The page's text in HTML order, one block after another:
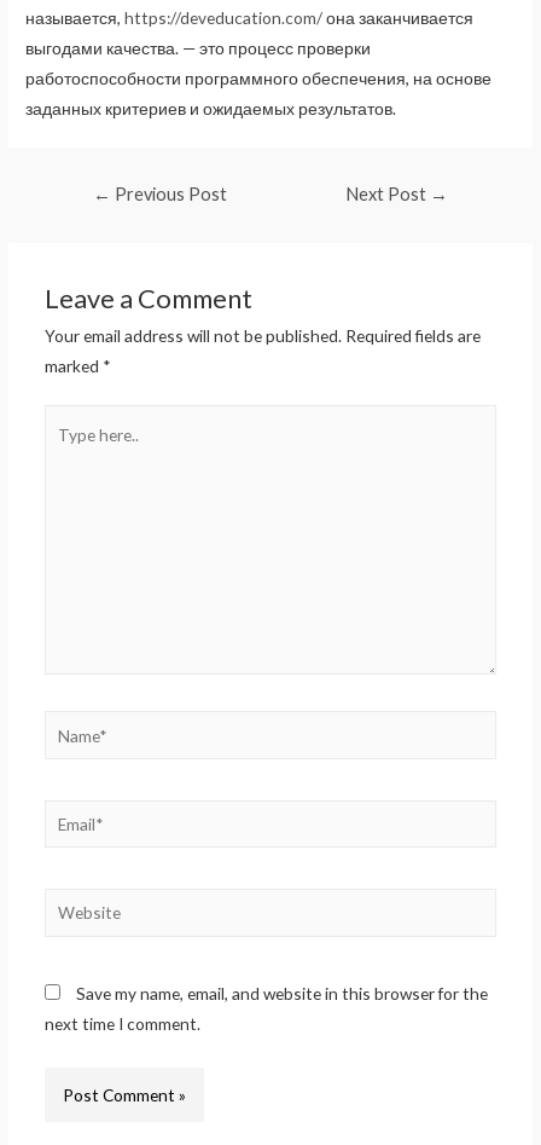
называется,https://deveducation.com/она заканчивается
выгодами качества. — это процесс проверки
работоспособности программного обеспечения, на основе
заданных критериев и ожидаемых результатов.
← Previous Post Next Post →
Leave a Comment
Your email address will not be published. Required fields are
marked *
here..
Email*
Website
Save my name, email, and website in this browser for the
next time I comment.